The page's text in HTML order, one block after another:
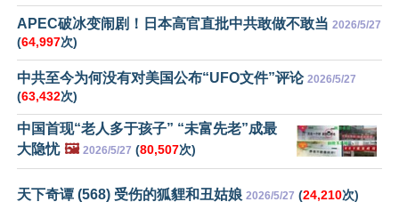
APEC破冰变闹剧！日本高官直批中共敢做不敢当 2026/5/27
(64,997次)
中共至今为何没有对美国公布“UFO文件”评论 2026/5/27
(63,432次)
中国首现“老人多于孩子” “未富先老”成最
大隐忧 🖼️ 2026/5/27 (80,507次)
天下奇谭 (568) 受伤的狐貍和丑姑娘 2026/5/27 (24,210次)